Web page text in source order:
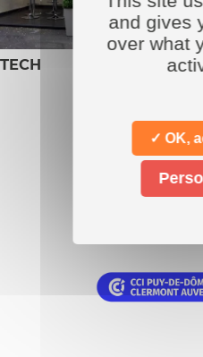
Nos
and gives
over what
✓ OK,